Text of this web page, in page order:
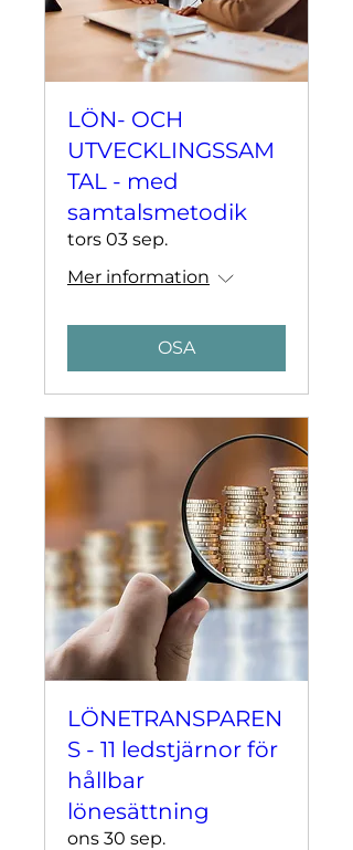
LÖN- OCH
UTVECKLINGSSAM
TAL - med
samtalsmetodik
tors 03 sep.
Mer information
OSA
LÖNETRANSPAREN
S - 11 ledstjärnor för
hållbar
lönesättning
ons 30 sep.